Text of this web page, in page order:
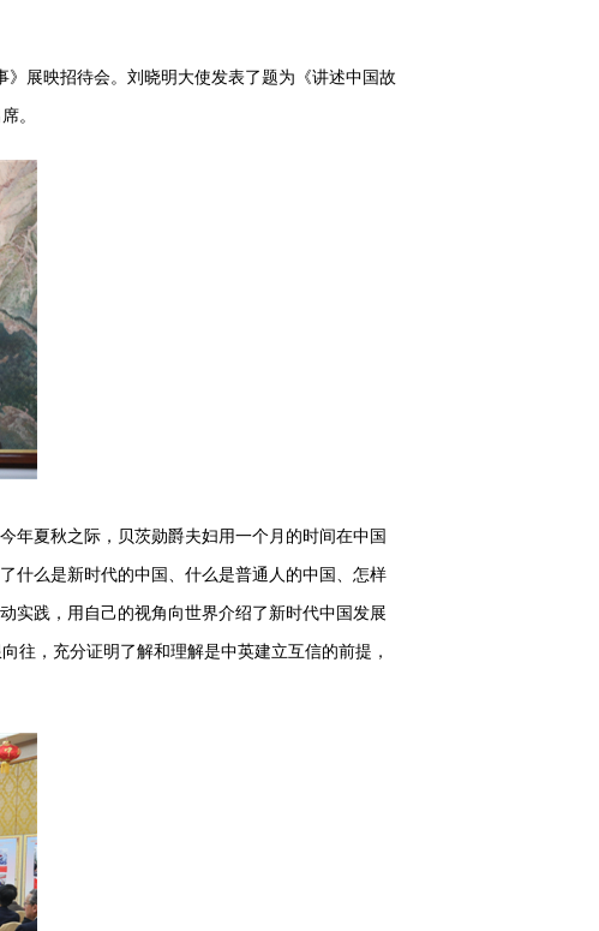
展映招待会。刘晓明大使发表了题为《讲述中国故
。
夏秋之际，贝茨勋爵夫妇用一个月的时间在中国
什么是新时代的中国、什么是普通人的中国、怎样
实践，用自己的视角向世界介绍了新时代中国发展
往，充分证明了解和理解是中英建立互信的前提，